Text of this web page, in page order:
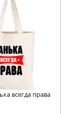
всегда права